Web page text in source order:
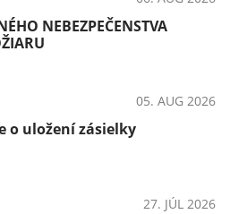
NEBEZPEČENSTVA
05. AUG 2026
o uložení zásielky
27. JÚL 2026